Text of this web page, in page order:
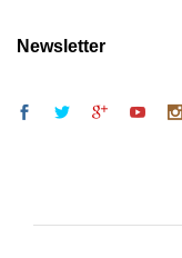
Newsletter